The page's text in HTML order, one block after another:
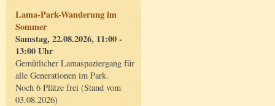
Lama-Park-Wanderung im
Sommer
Samstag, 22.08.2026, 11:00 -
13:00 Uhr
Gemütlicher Lamaspaziergang für
alle Generationen im Park.
Noch 6 Plätze frei (Stand vom
03.08.2026)